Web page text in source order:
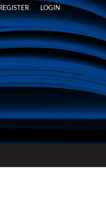
LOGIN